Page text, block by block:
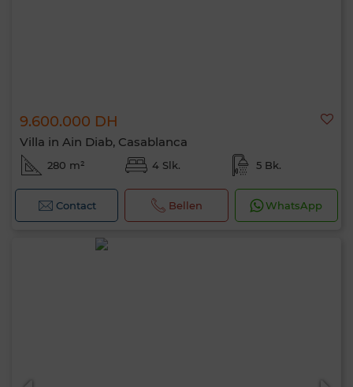
9.600.000 DH
Villa in Ain Diab, Casablanca
280 m² 4 Slk. 5 Bk.
Contact Bellen WhatsApp